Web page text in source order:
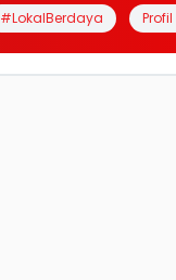
#LokalBerdaya